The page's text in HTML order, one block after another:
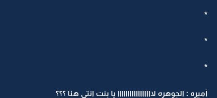
*
*
*
أميره : الجوهره لاااااااااااااااااا يا بنت انتي هنا ؟؟؟